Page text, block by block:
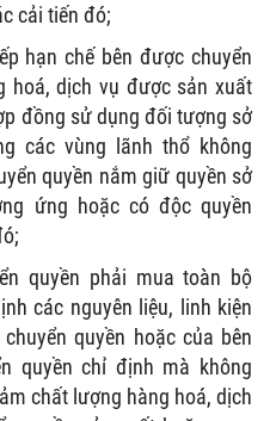
cải tiến đó;
hạn chế bên được chuyển
hoá, dịch vụ được sản xuất
đồng sử dụng đối tượng sở
các vùng lãnh thổ không
quyền nắm giữ quyền sở
ứng hoặc có độc quyền
quyền phải mua toàn bộ
các nguyên liệu, linh kiện
quyền hoặc của bên
quyền chỉ định mà không
chất lượng hàng hoá, dịch